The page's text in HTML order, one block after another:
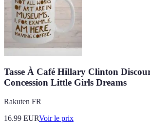
Tasse À Café Hillary Clinton
Concession Little Girls Dreams
Rakuten FR
16.99 EURVoir le prix